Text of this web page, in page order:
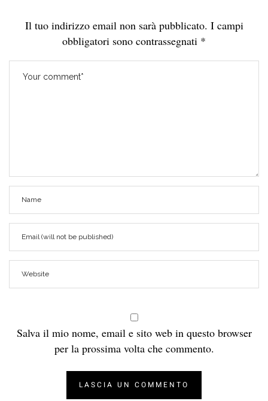
Il tuo indirizzo email non sarà pubblicato. I campi
obbligatori sono contrassegnati *
Salva il mio nome, email e sito web in questo browser
per la prossima volta che commento.